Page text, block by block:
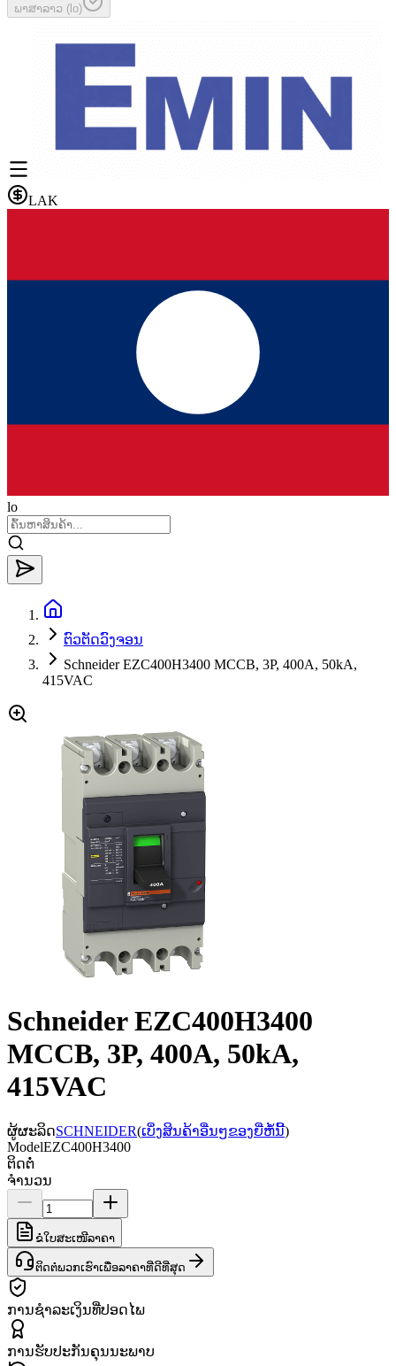
ພາສາລາວ (lo)
LAK
lo
ຕົວຕັດວົງຈອນ
Schneider EZC400H3400 MCCB, 3P, 400A, 50kA,
415VAC
Schneider EZC400H3400
MCCB, 3P, 400A, 50kA,
415VAC
ຜູ້ຜະລິດSCHNEIDER(ເບິ່ງສິນຄ້າອື່ນໆຂອງຍີ່ຫໍ້ນີ້)
ModelEZC400H3400
ຕິດຕໍ່
ຈຳນວນ
ຂໍໃບສະເໜີລາຄາ
ຕິດຕໍ່ພວກເຮົາເພື່ອລາຄາທີ່ດີທີ່ສຸດ
ການຊຳລະເງິນທີ່ປອດໄພ
ການຮັບປະກັນຄຸນນະພາບ